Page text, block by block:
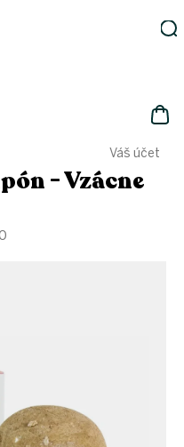
Váš účet
- Vzácne